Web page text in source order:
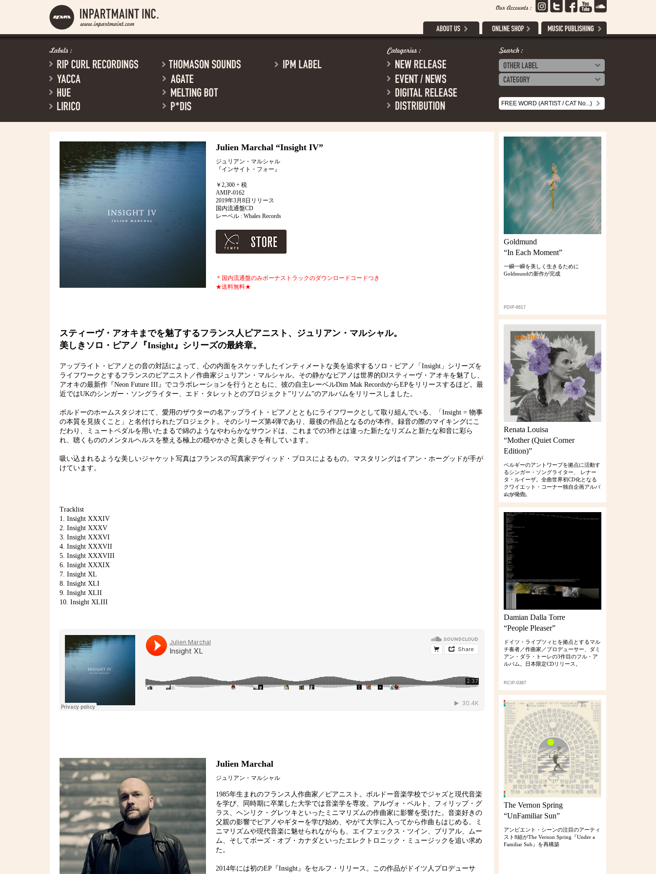
Julien Marchal “Insight IV”
ジュリアン・マルシャル
『インサイト・フォー』
￥2,300 + 税
AMIP-0162
2019年3月8日リリース
国内流通盤CD
レーベル : Whales Records
＊国内流通盤のみボーナストラックのダウンロードコードつき
★送料無料★
スティーヴ・アオキまでを魅了するフランス人ピアニスト、ジュリアン・マルシャル。
美しきソロ・ピアノ『Insight』シリーズの最終章。
アップライト・ピアノとの音の対話によって、心の内面をスケッチしたインティメートな美を追求するソロ・ピアノ「Insight」シリーズを
ライフワークとするフランスのピアニスト／作曲家ジュリアン・マルシャル。その静かなピアノは世界的DJスティーヴ・アオキを魅了し、
アオキの最新作『Neon Future III』でコラボレーションを行うとともに、彼の自主レーベルDim Mak RecordsからEPをリリースするほど。最
近ではUKのシンガー・ソングライター、エド・タレットとのプロジェクト”リソム”のアルバムをリリースしました。
ボルドーのホームスタジオにて、愛用のザウターの名アップライト・ピアノとともにライフワークとして取り組んでいる、「Insight = 物事
の本質を見抜くこと」と名付けられたプロジェクト。そのシリーズ第4弾であり、最後の作品となるのが本作。録音の際のマイキングにこ
だわり、ミュートペダルを用いたまるで綿のようなやわらかなサウンドは、これまでの3作とは違った新たなリズムと新たな和音に彩ら
れ、聴くもののメンタルヘルスを整える極上の穏やかさと美しさを有しています。
吸い込まれるような美しいジャケット写真はフランスの写真家デヴィッド・ブロスによるもの。マスタリングはイアン・ホーグッドが手が
けています。
Tracklist
1. Insight XXXIV
2. Insight XXXV
3. Insight XXXVI
4. Insight XXXVII
5. Insight XXXVIII
6. Insight XXXIX
7. Insight XL
8. Insight XLI
9. Insight XLII
10. Insight XLIII
Julien Marchal
ジュリアン・マルシャル
1985年生まれのフランス人作曲家／ピアニスト。ボルドー音楽学校でジャズと現代音楽
を学び、同時期に卒業した大学では音楽学を専攻。アルヴォ・ペルト、フィリップ・グ
ラス、ヘンリク・グレツキといったミニマリズムの作曲家に影響を受けた。音楽好きの
父親の影響でピアノやギターを学び始め、やがて大学に入ってから作曲もはじめる。ミ
ニマリズムや現代音楽に魅せられながらも、エイフェックス・ツイン、ブリアル、ムー
ム、そしてボーズ・オブ・カナダといったエレクトロニック・ミュージックを追い求め
た。
2014年には初のEP『Insight』をセルフ・リリース。この作品がドイツ人プロデューサ
Goldmund
“In Each Moment”
一瞬一瞬を美しく生きるために
Goldmundの新作が完成
PDIP-6617
Renata Louisa
“Mother (Quiet Corner
Edition)”
ベルギーのアントワープを拠点に活動す
るシンガー・ソングライター、 レナー
タ・ルイーザ。全曲世界初CD化となる
クワイエット・コーナー独自企画アルバ
ムが発売。
RCIP-0386
Damian Dalla Torre
“People Pleaser”
ドイツ・ライプツィヒを拠点とするマル
チ奏者／作曲家／プロデューサー、ダミ
アン・ダラ・トーレの3作目のフル・ア
ルバム。日本限定CDリリース。
RCIP-0387
The Vernon Spring
“UnFamiliar Sun”
アンビエント・シーンの注目のアーティ
スト8組がThe Vernon Spring『Under a
Familiar Sub』を再構築